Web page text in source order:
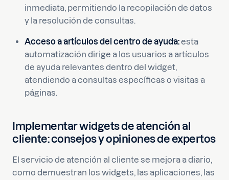
inmediata, permitiendo la recopilación de datos
y la resolución de consultas.
Acceso a artículos del centro de ayuda:esta
automatización dirige a los usuarios a artículos
de ayuda relevantes dentro del widget,
atendiendo a consultas específicas o visitas a
páginas.
Implementar widgets de atención al
cliente: consejos y opiniones de expertos
El servicio de atención al cliente se mejora a diario,
como demuestran los widgets, las aplicaciones, las